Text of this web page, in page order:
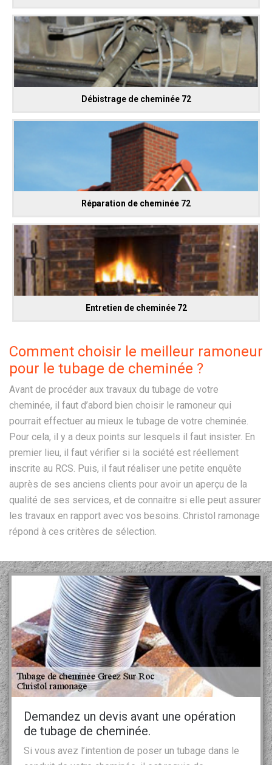
Débistrage de cheminée 72
Réparation de cheminée 72
Entretien de cheminée 72
Comment choisir le meilleur ramoneur
pour le tubage de cheminée ?
Avant de procéder aux travaux du tubage de votre
cheminée, il faut d’abord bien choisir le ramoneur qui
pourrait effectuer au mieux le tubage de votre cheminée.
Pour cela, il y a deux points sur lesquels il faut insister. En
premier lieu, il faut vérifier si la société est réellement
inscrite au RCS. Puis, il faut réaliser une petite enquête
auprès de ses anciens clients pour avoir un aperçu de la
qualité de ses services, et de connaitre si elle peut assurer
les travaux en rapport avec vos besoins. Christol ramonage
répond à ces critères de sélection.
Demandez un devis avant une opération
de tubage de cheminée.
Si vous avez l’intention de poser un tubage dans le